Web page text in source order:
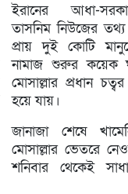
ইরানের আধা-
তাসনিম নিউজের
প্রায় দুই কোটি
নামাজ শুরুর কয়েক
মোসাল্লার প্রধান
হয়ে যায়।
জানাজা শেষে
মোসাল্লার ভেতরে
শনিবার থেকেই